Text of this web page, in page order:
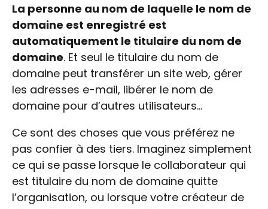
La personne au nom de laquelle le nom de
domaine est enregistré est
automatiquement le titulaire du nom de
domaine. Et seul le titulaire du nom de
domaine peut transférer un site web, gérer
les adresses e-mail, libérer le nom de
domaine pour d’autres utilisateurs…
Ce sont des choses que vous préférez ne
pas confier à des tiers. Imaginez simplement
ce qui se passe lorsque le collaborateur qui
est titulaire du nom de domaine quitte
l’organisation, ou lorsque votre créateur de